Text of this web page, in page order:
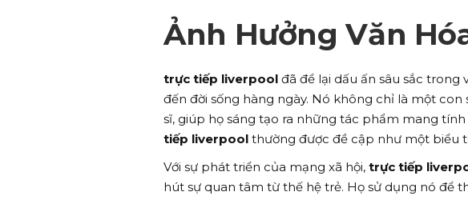
Ảnh Hưởng Văn
trực tiếp liverpool đã để lại dấu ấn sâu sắc
đến đời sống hàng ngày. Nó không chỉ là một
sĩ, giúp họ sáng tạo ra những tác phẩm mang
tiếp liverpool thường được đề cập như một biểu
Với sự phát triển của mạng xã hội, trực tiếp
hút sự quan tâm từ thế hệ trẻ. Họ sử dụng nó để